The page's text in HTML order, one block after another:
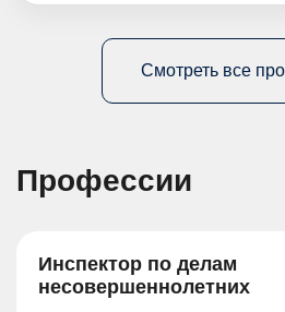
Смотреть все
Профессии
Инспектор по делам
несовершеннолетних